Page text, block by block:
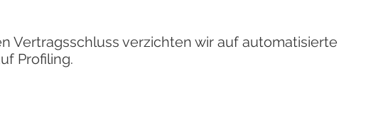
Vertragsschluss verzichten wir auf automatisierte
Profiling.